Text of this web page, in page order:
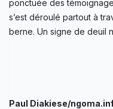
ponctuée des
s’est déroulé partout à
berne. Un signe de deuil
Paul Diakiese/